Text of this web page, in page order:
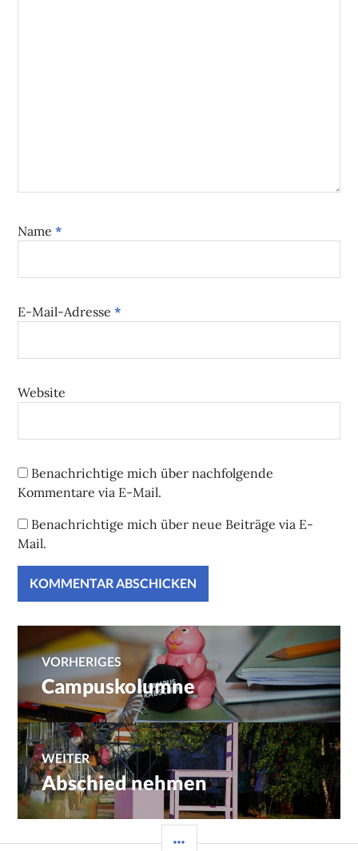
Name*
E-Mail-Adresse*
Website
Benachrichtige mich über nachfolgende
Kommentare via E-Mail.
Benachrichtige mich über neue Beiträge via E-
Mail.
Beitragsnavigation
VORHERIGES
Vorheriger
Beitrag:
Campuskolumne
WEITER
Nächster
Beitrag:
Abschied nehmen